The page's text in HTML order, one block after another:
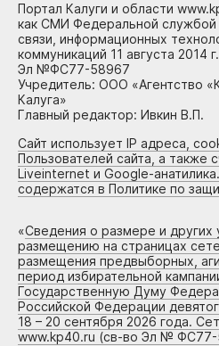
Портал Калуги и области
как СМИ Федеральной службой
связи, информационных
коммуникаций 11 августа 2014
Эл №ФС77-58967
Учредитель: ООО «Агентство
Калуга»
Главный редактор: Ивкин В.П.
Сайт использует IP адреса,
Пользователей сайта, а также
Liveinternet и Google-
содержатся в Политике по
«Сведения о размере и других
размещению на страницах
размещения предвыборных,
период избирательной
Государственную Думу
Российской Федерации
18 – 20 сентября 2026 года.
www.kp40.ru (св-во Эл № ФС77-